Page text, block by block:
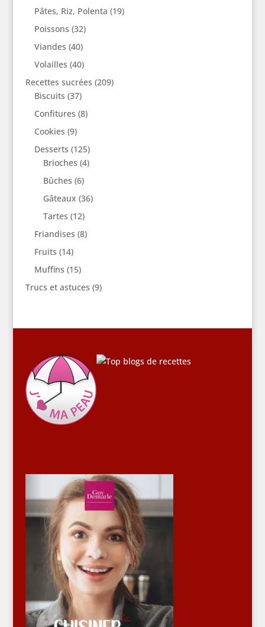
Pâtes, Riz, Polenta (19)
Poissons (32)
Viandes (40)
Volailles (40)
Recettes sucrées (209)
Biscuits (37)
Confitures (8)
Cookies (9)
Desserts (125)
Brioches (4)
Bûches (6)
Gâteaux (36)
Tartes (12)
Friandises (8)
Fruits (14)
Muffins (15)
Trucs et astuces (9)